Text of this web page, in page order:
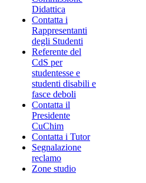
Didattica
Contatta i
Rappresentanti
degli Studenti
Referente del
CdS per
studentesse e
studenti disabili e
fasce deboli
Contatta il
Presidente
CuChim
Contatta i Tutor
Segnalazione
reclamo
Zone studio